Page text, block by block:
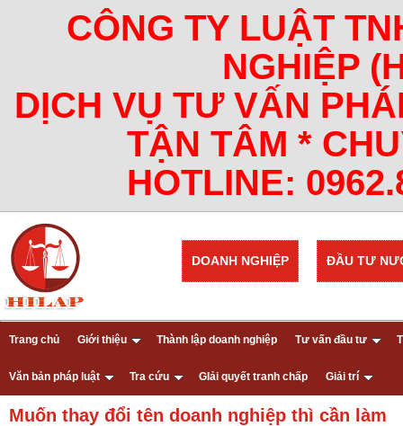
CÔNG TY LUẬT
NGHIỆP
DỊCH VỤ TƯ VẤN
TẬN TÂM *
HOTLINE:
ĐẦU TƯ
DOANH NGHIỆP
Trang chủ Giới thiệu Thành lập doanh nghiệp Tư vấn đầu tư
Văn bản pháp luật Tra cứu GIải quyết tranh chấp Giải trí
Muốn thay đổi tên doanh nghiệp thì cần làm